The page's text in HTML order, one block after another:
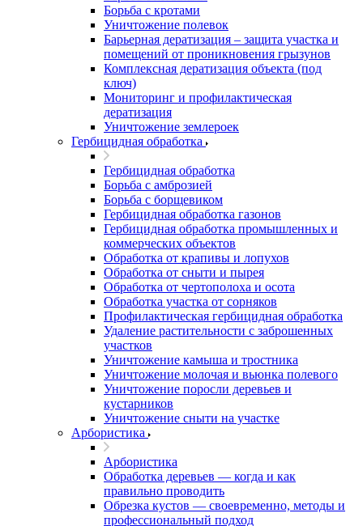
Борьба с кротами
Уничтожение полевок
Барьерная дератизация – защита участка и
помещений от проникновения грызунов
Комплексная дератизация объекта (под
ключ)
Мониторинг и профилактическая
дератизация
Уничтожение землероек
Гербицидная обработка
Гербицидная обработка
Борьба с амброзией
Борьба с борщевиком
Гербицидная обработка газонов
Гербицидная обработка промышленных и
коммерческих объектов
Обработка от крапивы и лопухов
Обработка от сныти и пырея
Обработка от чертополоха и осота
Обработка участка от сорняков
Профилактическая гербицидная обработка
Удаление растительности с заброшенных
участков
Уничтожение камыша и тростника
Уничтожение молочая и вьюнка полевого
Уничтожение поросли деревьев и
кустарников
Уничтожение сныти на участке
Арбористика
Арбористика
Обработка деревьев — когда и как
правильно проводить
Обрезка кустов — своевременно, методы и
профессиональный подход